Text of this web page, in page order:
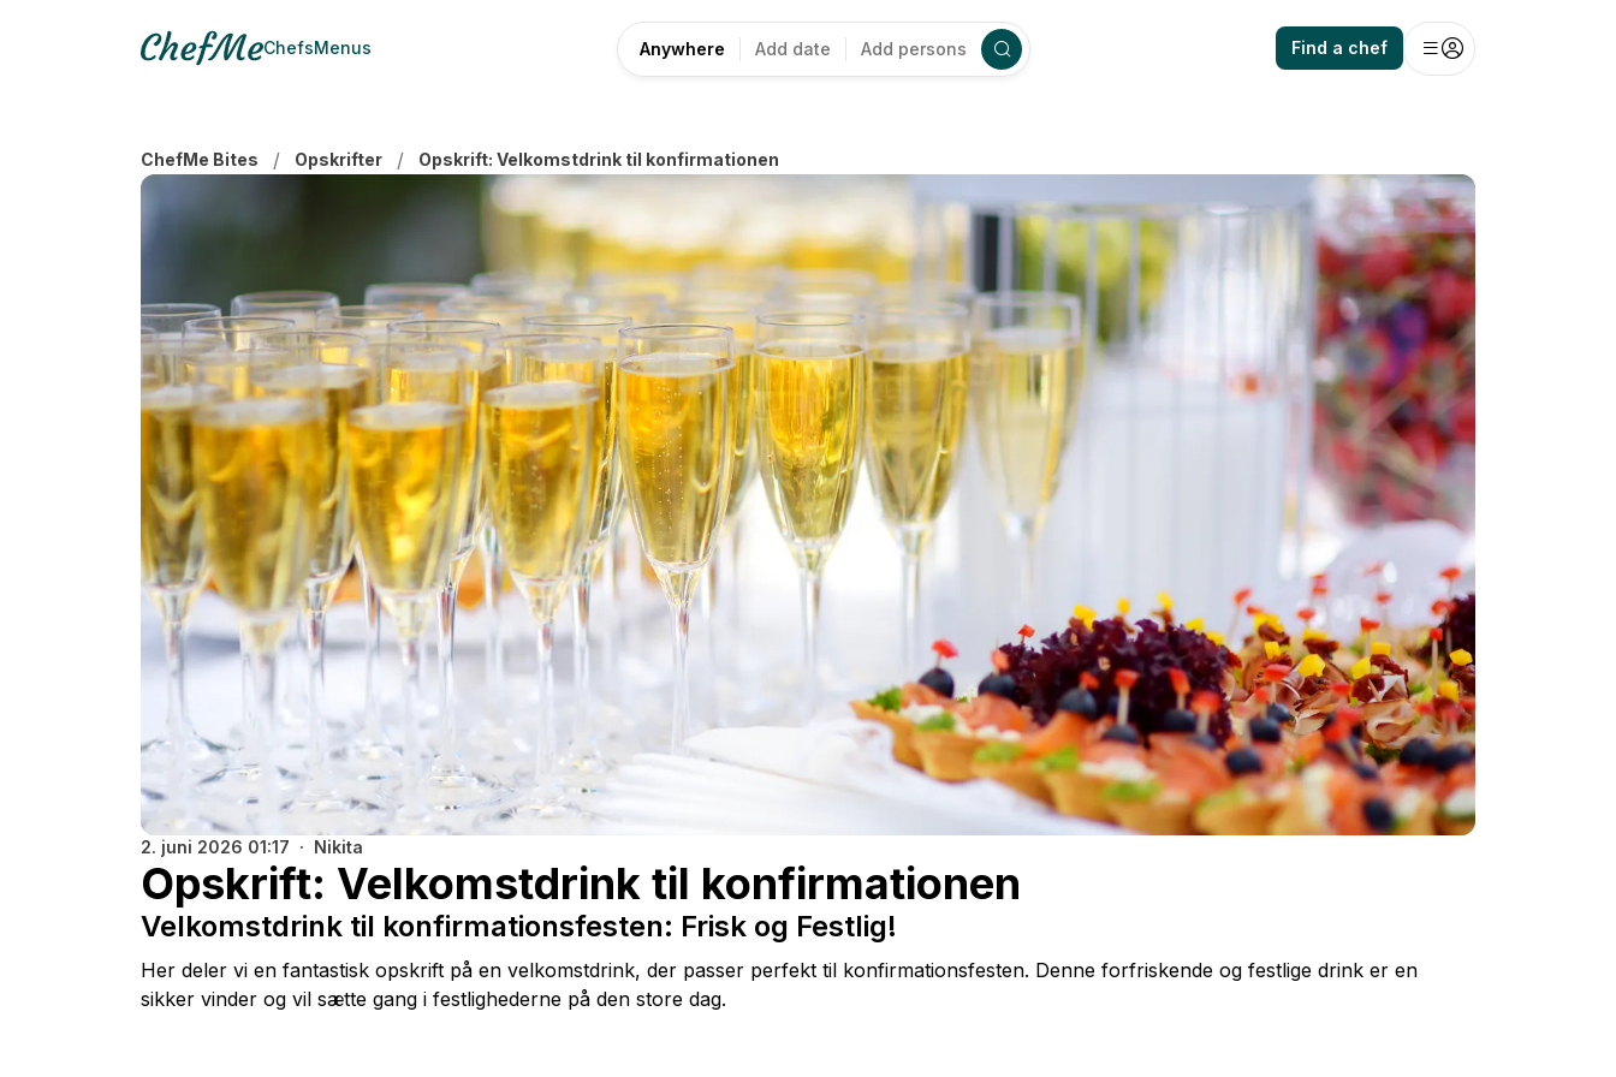
ChefsMenus Anywhere Add date Add persons Find a chef
ChefMe Bites / Opskrifter / Opskrift: Velkomstdrink til konfirmationen
2. juni 2026 01:17 Nikita
Opskrift: Velkomstdrink til konfirmationen
Velkomstdrink til konfirmationsfesten: Frisk og Festlig!
Her deler vi en fantastisk opskrift på en velkomstdrink, der passer perfekt til konfirmationsfesten. Denne forfriskende og festlige drink er en
sikker vinder og vil sætte gang i festlighederne på den store dag.